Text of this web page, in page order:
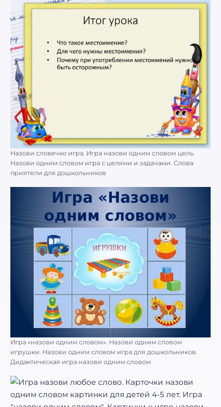
Назови словечко игра. Игра назови одним словом цель.
Назови одним словом игра с целями и задачами. Слова
приятели для дошкольников
Игра «назови одним словом». Назови одним словом
игрушки. Назови одним словом игра для дошкольников.
Дидактическая игра назови одним словом